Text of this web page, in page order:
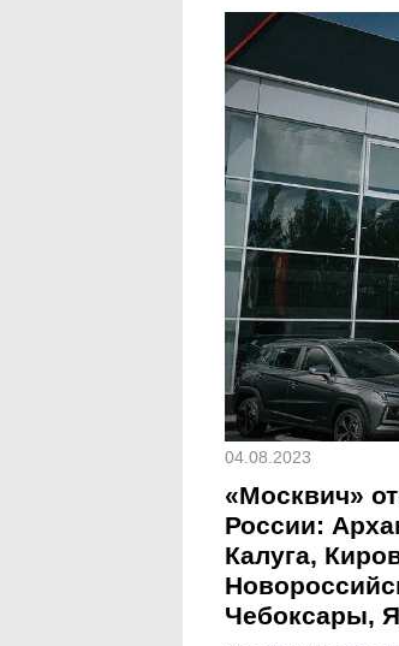
04.08.2023
«Москвич»
России:
Калуга,
Чебоксары,